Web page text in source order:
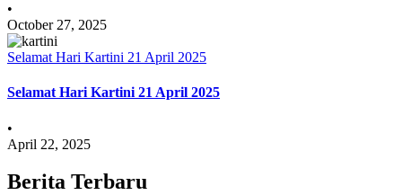
•
October 27, 2025
Selamat Hari Kartini 21 April 2025
Selamat Hari Kartini 21 April 2025
•
April 22, 2025
Berita Terbaru